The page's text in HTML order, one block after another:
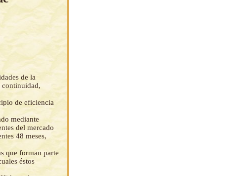
de la
continuidad,
de eficiencia
mediante
del mercado
48 meses,
que forman parte
éstos